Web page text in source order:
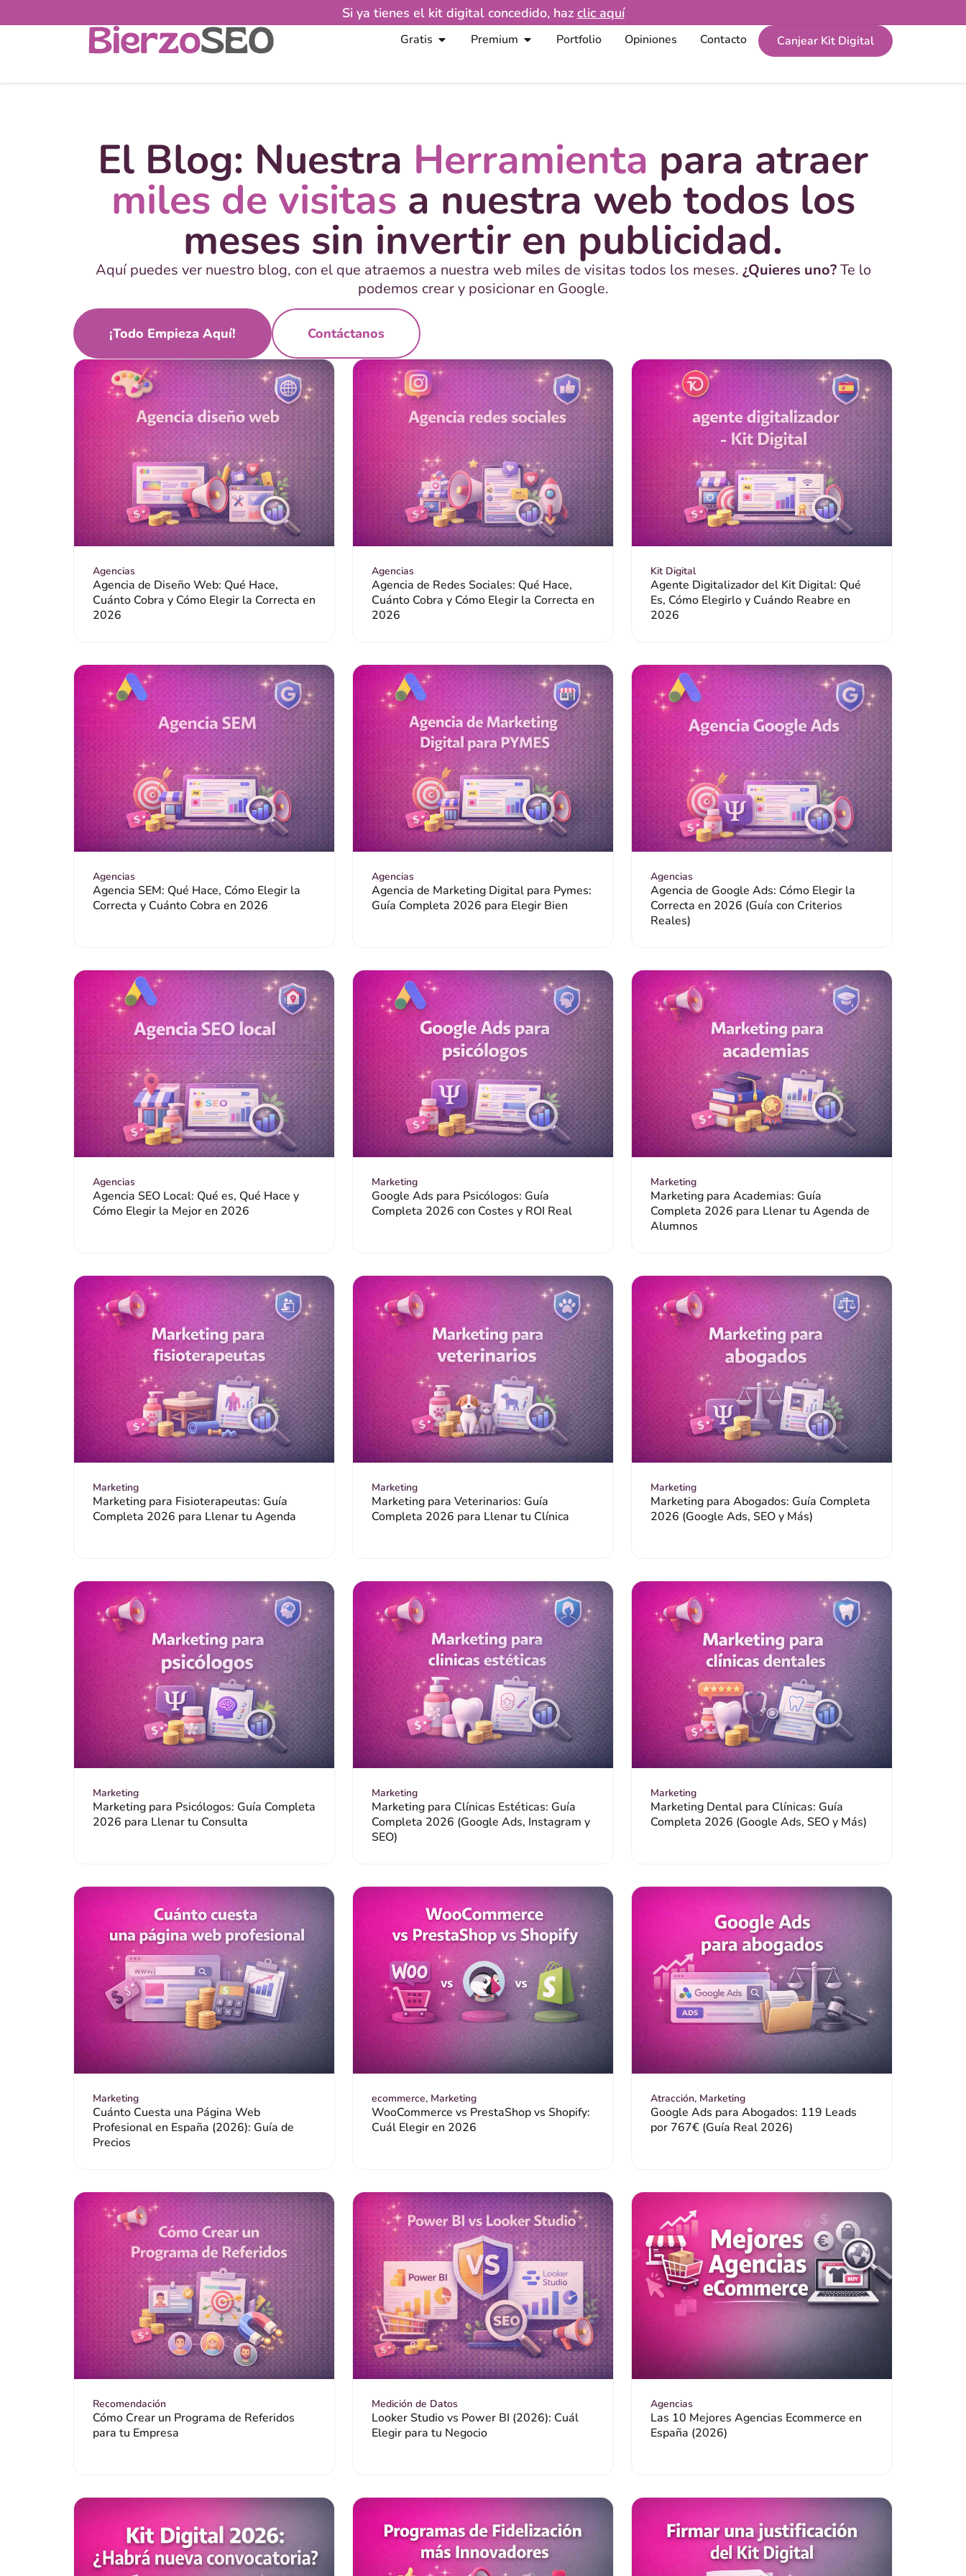
Si ya tienes el kit digital concedido, haz clic aquí
Gratis Premium Portfolio Opiniones Contacto Canjear Kit Digital
El Blog: Nuestra Herramienta para atraer
miles de visitas a nuestra web todos los
meses sin invertir en publicidad.
Aquí puedes ver nuestro blog, con el que atraemos a nuestra web miles de visitas todos los meses. ¿Quieres uno?Te lo
podemos crear y posicionar en Google.
¡Todo Empieza Aquí! Contáctanos
Agencias
Agencia de Diseño Web: Qué Hace,
Cuánto Cobra y Cómo Elegir la Correcta en
2026
Agencias
Agencia de Redes Sociales: Qué Hace,
Cuánto Cobra y Cómo Elegir la Correcta en
2026
Kit Digital
Agente Digitalizador del Kit Digital: Qué
Es, Cómo Elegirlo y Cuándo Reabre en
2026
Agencias
Agencia SEM: Qué Hace, Cómo Elegir la
Correcta y Cuánto Cobra en 2026
Agencias
Agencia de Marketing Digital para Pymes:
Guía Completa 2026 para Elegir Bien
Agencias
Agencia de Google Ads: Cómo Elegir la
Correcta en 2026 (Guía con Criterios
Reales)
Agencias
Agencia SEO Local: Qué es, Qué Hace y
Cómo Elegir la Mejor en 2026
Marketing
Google Ads para Psicólogos: Guía
Completa 2026 con Costes y ROI Real
Marketing
Marketing para Academias: Guía
Completa 2026 para Llenar tu Agenda de
Alumnos
Marketing
Marketing para Fisioterapeutas: Guía
Completa 2026 para Llenar tu Agenda
Marketing
Marketing para Veterinarios: Guía
Completa 2026 para Llenar tu Clínica
Marketing
Marketing para Abogados: Guía Completa
2026 (Google Ads, SEO y Más)
Marketing
Marketing para Psicólogos: Guía Completa
2026 para Llenar tu Consulta
Marketing
Marketing para Clínicas Estéticas: Guía
Completa 2026 (Google Ads, Instagram y
SEO)
Marketing
Marketing Dental para Clínicas: Guía
Completa 2026 (Google Ads, SEO y Más)
Marketing
Cuánto Cuesta una Página Web
Profesional en España (2026): Guía de
Precios
ecommerce, Marketing
WooCommerce vs PrestaShop vs Shopify:
Cuál Elegir en 2026
Atracción, Marketing
Google Ads para Abogados: 119 Leads
por 767€ (Guía Real 2026)
Recomendación
Cómo Crear un Programa de Referidos
para tu Empresa
Medición de Datos
Looker Studio vs Power BI (2026): Cuál
Elegir para tu Negocio
Agencias
Las 10 Mejores Agencias Ecommerce en
España (2026)